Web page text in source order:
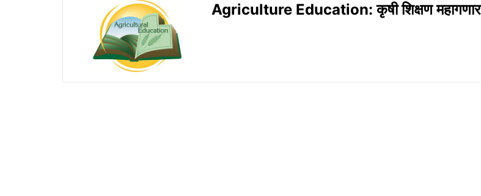
Agriculture Education: कृषी शिक्षण महागणार